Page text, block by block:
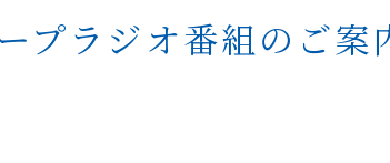
プラジオ番組のご案